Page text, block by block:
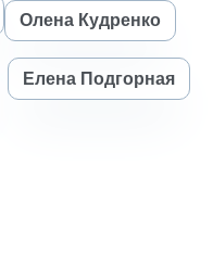
Олена Кудренко
Елена Подгорная